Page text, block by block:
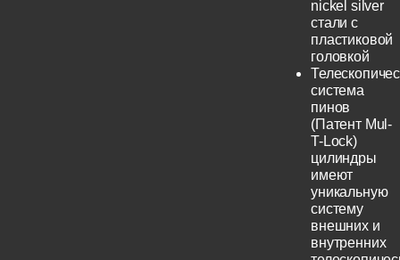
nickel silver
стали с
пластиковой
головкой
система
пинов
(Патент Mul-
T-Lock)
цилиндры
имеют
уникальную
систему
внешних и
внутренних